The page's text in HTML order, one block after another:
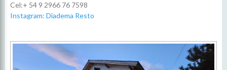
Cel:+ 54 9 2966 76 7598
Instagram: Diadema Resto